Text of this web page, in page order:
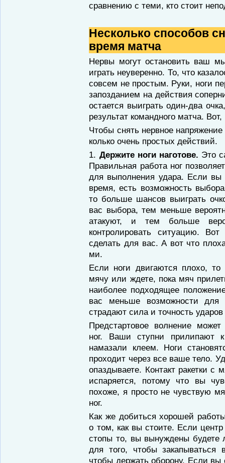
сравнению с теми, кто стоит
Несколько способов
время мат­ча
Нервы могут остановить ваш
иг­рать неуверенно. То, что
совсем не простым. Руки, ноги
запозда­нием на действия
остается выиг­рать один-два
результат командного матча.
Чтобы снять нервное
колько очень простых действий.
1. Держите ноги наготове. Это
Пра­вильная работа ног
для вы­полнения удара. Если вы
время, есть воз­можность
то больше шансов выиграть
вас выбора, тем меньше
атакуют, и тем больше
контролировать ситуацию.
сделать для вас. А вот что
ми.
Если ноги двигаются плохо,
мячу или ждете, пока мяч
наиболее подходящее
вас меньше воз­можности
страдают сила и точность ударов
Предстартовое волнение
ног. Ваши ступни прилипают
намазали кле­ем. Ноги
проходит через все ва­ше тело.
опаздываете. Контакт ракетки
ис­паряется, потому что вы
похоже, я просто не чувствую
ног.
Как же добиться хорошей
о том, как вы стоите. Если
стопы то, вы вынуждены будете
для того, чтобы
чтобы держать оборону. Ес­ли вы